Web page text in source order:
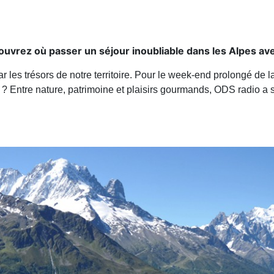
où passer un séjour inoubliable dans les Alpes
les trésors de notre territoire. Pour le week-end prolongé de
Entre nature, patrimoine et plaisirs gourmands, ODS radio